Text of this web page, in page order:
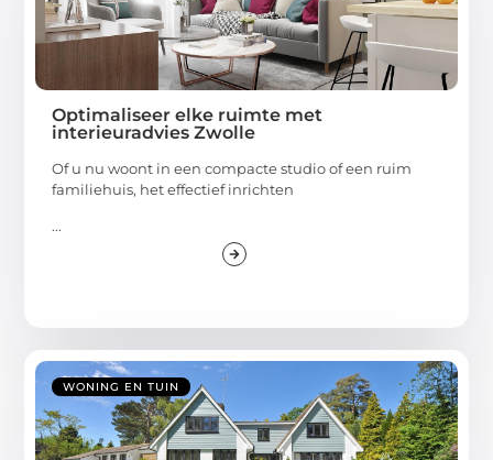
Optimaliseer elke ruimte met
interieuradvies Zwolle
Of u nu woont in een compacte studio of een ruim
familiehuis, het effectief inrichten
...
WONING EN TUIN